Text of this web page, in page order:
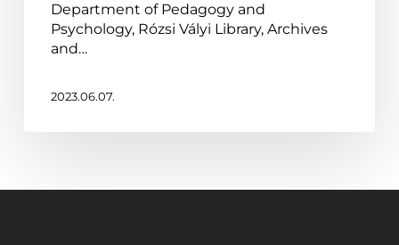
held
Department of Pedagogy and
Psychology, Rózsi Vályi Library, Archives
and…
2023.06.07.